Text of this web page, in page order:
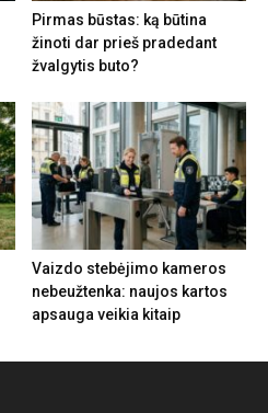
Pirmas būstas: ką būtina
žinoti dar prieš pradedant
žvalgytis buto?
Vaizdo stebėjimo kameros
nebeužtenka: naujos kartos
apsauga veikia kitaip